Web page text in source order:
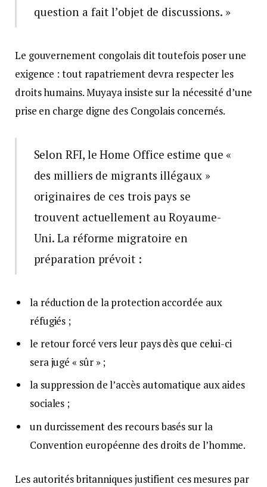
question a fait l’objet de discussions. »
Le gouvernement congolais dit toutefois poser une
exigence : tout rapatriement devra respecter les
droits humains. Muyaya insiste sur la nécessité d’une
prise en charge digne des Congolais concernés.
Selon RFI, le Home Office estime que «
des milliers de migrants illégaux »
originaires de ces trois pays se
trouvent actuellement au Royaume-
Uni. La réforme migratoire en
préparation prévoit :
la réduction de la protection accordée aux
réfugiés ;
le retour forcé vers leur pays dès que celui-ci
sera jugé « sûr » ;
la suppression de l’accès automatique aux aides
sociales ;
un durcissement des recours basés sur la
Convention européenne des droits de l’homme.
Les autorités britanniques justifient ces mesures par